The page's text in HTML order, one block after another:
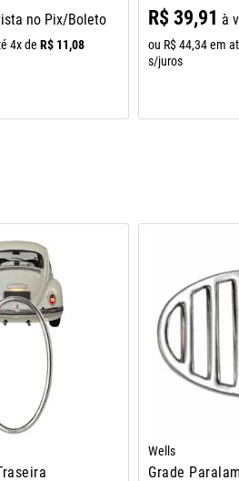
no Pix/Boleto
4x de R$ 11,08
R$ 39,91 à
ou R$44,34em
s/juros
Wells
Grade